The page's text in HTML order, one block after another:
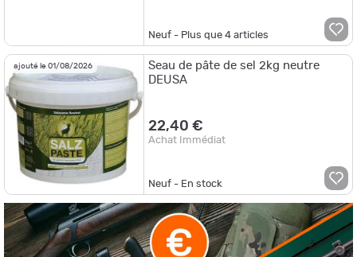
Neuf - Plus que4 articles
ajouté le 01/08/2026
Seau de pâte de sel 2kg neutre
DEUSA
22,40 €
Achat Immédiat
Neuf - En stock